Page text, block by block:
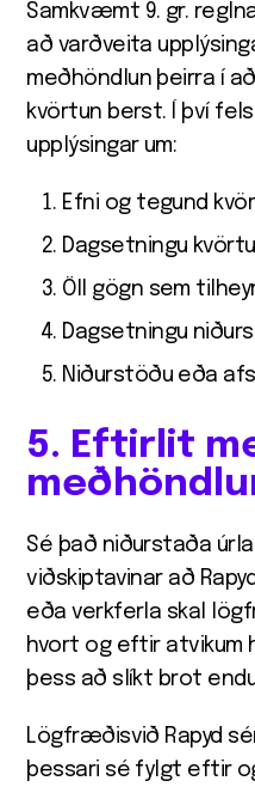
Samkvæmt 9. gr.
að varðveita
meðhöndlun þeirra í
kvörtun berst. Í því
upplýsingar um:
Efni og tegund
Dagsetningu
Öll gögn sem
Dagsetningu
Niðurstöðu eða
5. Eftirlit
Sé það niðurstaða
viðskiptavinar að
eða verkferla skal
hvort og eftir atvikum
þess að slíkt brot
Lögfræðisvið Rapyd
þessari sé fylgt eftir